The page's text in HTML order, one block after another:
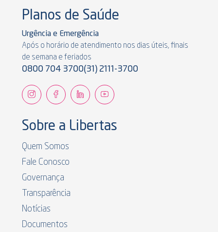
Planos de Saúde
Urgência e Emergência
Após o horário de atendimento nos dias úteis, finais
de semana e feriados
0800 704 3700(31) 2111-3700
Sobre a Libertas
Quem Somos
Fale Conosco
Governança
Transparência
Notícias
Documentos